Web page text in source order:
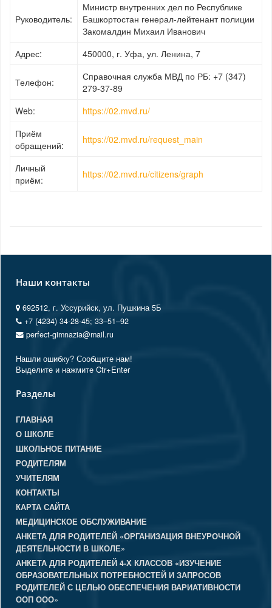
Руководитель:
Министр внутренних дел по Республике
Башкортостан генерал-лейтенант полиции
Закомалдин Михаил Иванович
Адрес:
450000, г. Уфа, ул. Ленина, 7
Телефон:
Справочная служба МВД по РБ: +7 (347)
279-37-89
Web:
https://02.mvd.ru/
Приём
обращений:
https://02.mvd.ru/request_main
Личный
приём:
https://02.mvd.ru/citizens/graph
Наши контакты
692512, г. Уссурийск, ул. Пушкина 5Б
+7 (4234) 34-28-45; 33‒51‒92
perfect-gimnazia@mail.ru
Нашли ошибку? Сообщите нам!
Выделите и нажмите Ctr+Enter
Разделы
ГЛАВНАЯ
О ШКОЛЕ
ШКОЛЬНОЕ ПИТАНИЕ
РОДИТЕЛЯМ
УЧИТЕЛЯМ
КОНТАКТЫ
КАРТА САЙТА
МЕДИЦИНСКОЕ ОБСЛУЖИВАНИЕ
АНКЕТА ДЛЯ РОДИТЕЛЕЙ «ОРГАНИЗАЦИЯ ВНЕУРОЧНОЙ
ДЕЯТЕЛЬНОСТИ В ШКОЛЕ»
АНКЕТА ДЛЯ РОДИТЕЛЕЙ 4-Х КЛАССОВ «ИЗУЧЕНИЕ
ОБРАЗОВАТЕЛЬНЫХ ПОТРЕБНОСТЕЙ И ЗАПРОСОВ
РОДИТЕЛЕЙ С ЦЕЛЬЮ ОБЕСПЕЧЕНИЯ ВАРИАТИВНОСТИ
ООП ООО»